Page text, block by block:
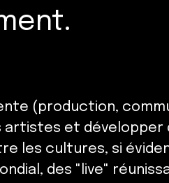
(production,
artistes et
les cultures, si
des "live"